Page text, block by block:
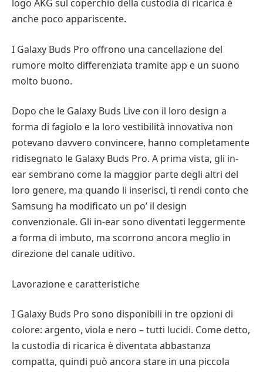
logo AKG sul coperchio della custodia di ricarica è
anche poco appariscente.
I Galaxy Buds Pro offrono una cancellazione del
rumore molto differenziata tramite app e un suono
molto buono.
Dopo che le Galaxy Buds Live con il loro design a
forma di fagiolo e la loro vestibilità innovativa non
potevano davvero convincere, hanno completamente
ridisegnato le Galaxy Buds Pro. A prima vista, gli in-
ear sembrano come la maggior parte degli altri del
loro genere, ma quando li inserisci, ti rendi conto che
Samsung ha modificato un po’ il design
convenzionale. Gli in-ear sono diventati leggermente
a forma di imbuto, ma scorrono ancora meglio in
direzione del canale uditivo.
Lavorazione e caratteristiche
I Galaxy Buds Pro sono disponibili in tre opzioni di
colore: argento, viola e nero – tutti lucidi. Come detto,
la custodia di ricarica è diventata abbastanza
compatta, quindi può ancora stare in una piccola